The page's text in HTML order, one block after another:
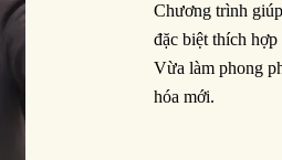
Chương trình
đặc biệt thích
Vừa làm phong
hóa mới.